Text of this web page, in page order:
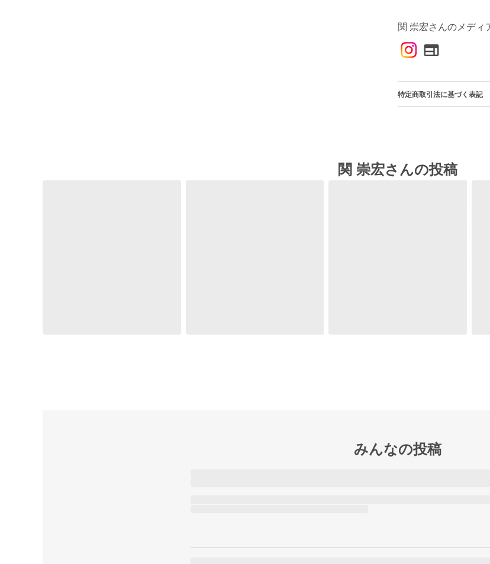
関 崇宏さんのメディ
特定商取引法に基づく表記
関 崇宏さんの投稿
みんなの投稿